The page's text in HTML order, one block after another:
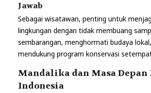
Jawab
Sebagai wisatawan, penting untuk
lingkungan dengan tidak membuang
sembarangan, menghormati budaya
mendukung program konservasi
Mandalika dan Masa
Indonesia